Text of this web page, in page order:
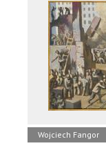
Wojciech Fangor